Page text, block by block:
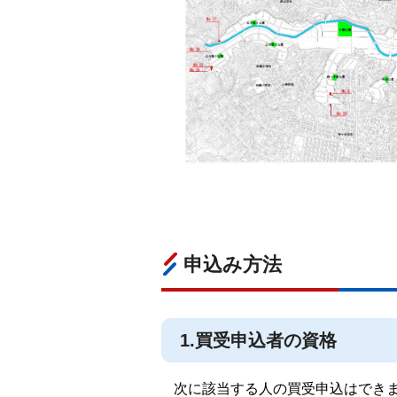
申込み方法
1.買受申込者の資格
次に該当する人の買受申込はでき